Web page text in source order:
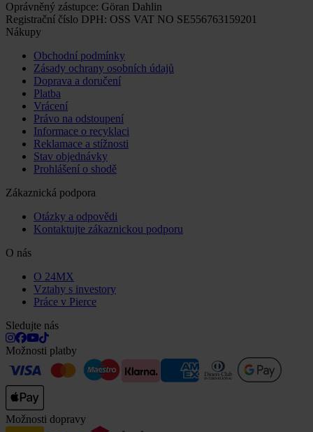
Oprávněný zástupce: Göran Dahlin
Registrační číslo DPH: OSS VAT NO SE556763159201
Nákupy
Obchodní podmínky
Zásady ochrany osobních údajů
Doprava a doručení
Platba
Vrácení
Právo na odstoupení
Informace o recyklaci
Reklamace a stížnosti
Stav objednávky
Prohlášení o shodě
Zákaznická podpora
Otázky a odpovědi
Kontaktujte zákaznickou podporu
O nás
O 24MX
Vztahy s investory
Práce v Pierce
Sledujte nás
Možnosti platby
Možnosti dopravy